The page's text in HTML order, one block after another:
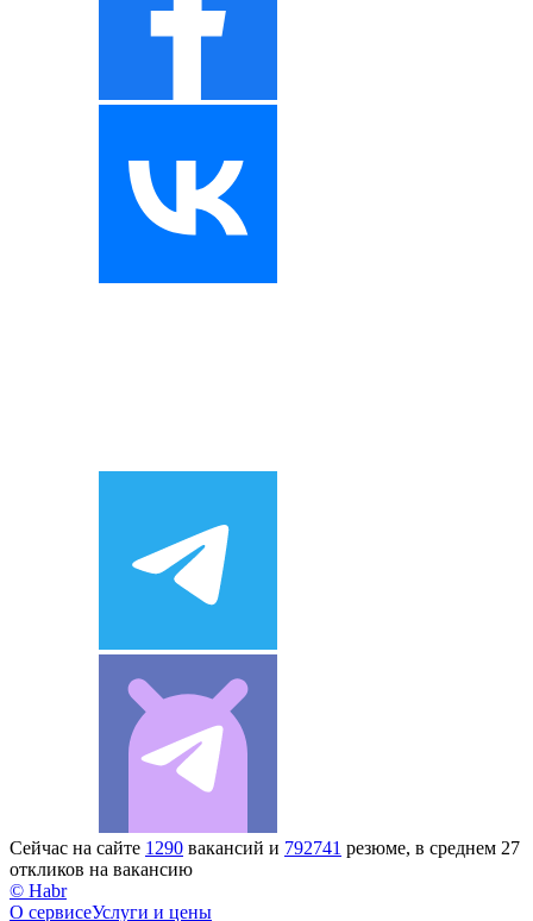
Сейчас на сайте 1290 вакансий и 792741 резюме, в среднем 27
откликов на вакансию
© Habr
О сервисеУслуги и цены